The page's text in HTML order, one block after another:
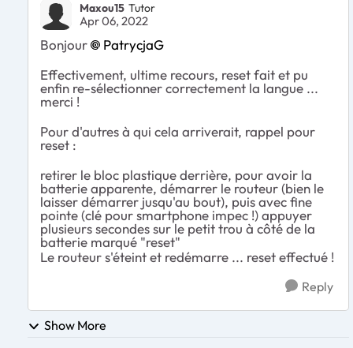
Maxou15 Tutor
Apr 06, 2022
Bonjour
PatrycjaG
Effectivement, ultime recours, reset fait et pu
enfin re-sélectionner correctement la langue ...
merci !
Pour d'autres à qui cela arriverait, rappel pour
reset :
retirer le bloc plastique derrière, pour avoir la
batterie apparente, démarrer le routeur (bien le
laisser démarrer jusqu'au bout), puis avec fine
pointe (clé pour smartphone impec !) appuyer
plusieurs secondes sur le petit trou à côté de la
batterie marqué "reset"
Le routeur s'éteint et redémarre ... reset effectué !
Reply
Show More